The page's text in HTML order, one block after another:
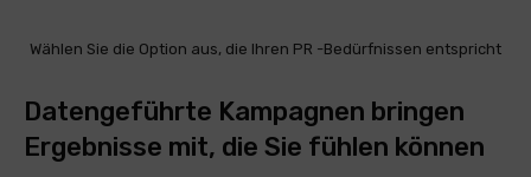
Wählen Sie die Option aus, die Ihren PR -Bedürfnissen entspricht
Datengeführte Kampagnen bringen
Ergebnisse mit, die Sie fühlen können